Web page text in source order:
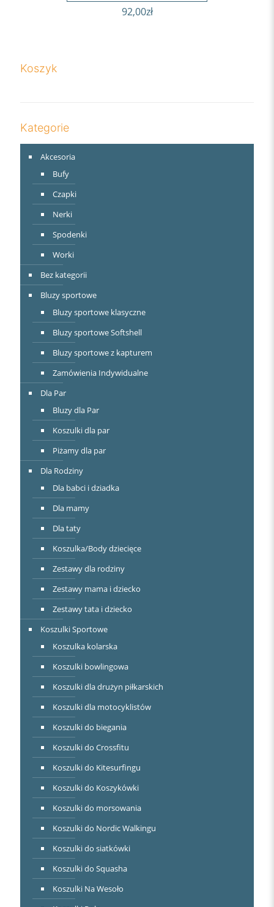
92,00zł
Koszyk
Kategorie
Akcesoria
Bufy
Czapki
Nerki
Spodenki
Worki
Bez kategorii
Bluzy sportowe
Bluzy sportowe klasyczne
Bluzy sportowe Softshell
Bluzy sportowe z kapturem
Zamówienia Indywidualne
Dla Par
Bluzy dla Par
Koszulki dla par
Piżamy dla par
Dla Rodziny
Dla babci i dziadka
Dla mamy
Dla taty
Koszulka/Body dziecięce
Zestawy dla rodziny
Zestawy mama i dziecko
Zestawy tata i dziecko
Koszulki Sportowe
Koszulka kolarska
Koszulki bowlingowa
Koszulki dla drużyn piłkarskich
Koszulki dla motocyklistów
Koszulki do biegania
Koszulki do Crossfitu
Koszulki do Kitesurfingu
Koszulki do Koszykówki
Koszulki do morsowania
Koszulki do Nordic Walkingu
Koszulki do siatkówki
Koszulki do Squasha
Koszulki Na Wesoło